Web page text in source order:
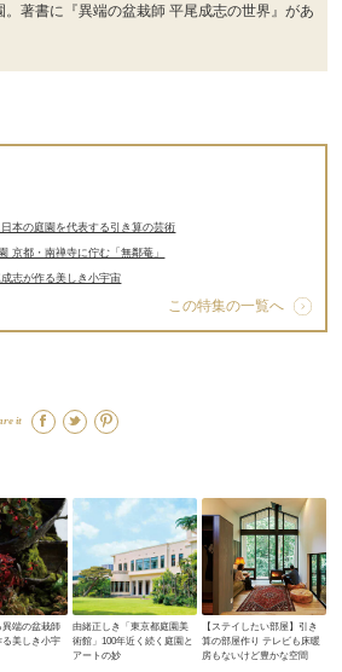
。著書に『異端の盆栽師 平尾成志の世界』があ
本の庭園を代表する引き算の芸術
京都・南禅寺に佇む「無鄰菴」
志が作る美しき小宇宙
この特集の一覧へ
it
端の盆栽師
美しき小宇
由緒正しき「東京都庭園美
術館」100年近く続く庭園と
アートの妙
【ステイしたい部屋】引き
算の部屋作り テレビも床暖
房もないけど豊かな空間